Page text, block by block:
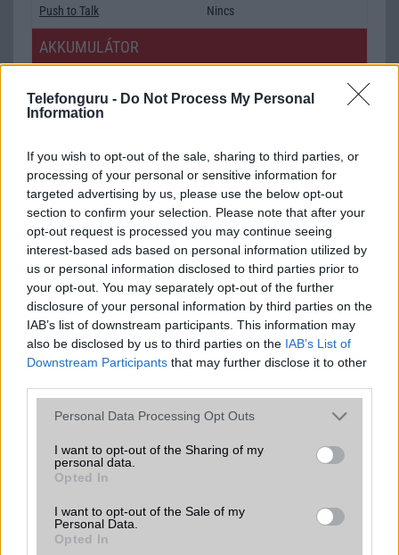
Telefonguru - Do Not Process My Personal
Information
If you wish to opt-out of the sale, sharing to third parties, or
processing of your personal or sensitive information for
targeted advertising by us, please use the below opt-out
section to confirm your selection. Please note that after your
opt-out request is processed you may continue seeing
interest-based ads based on personal information utilized by
us or personal information disclosed to third parties prior to
your opt-out. You may separately opt-out of the further
disclosure of your personal information by third parties on the
IAB’s list of downstream participants. This information may
also be disclosed by us to third parties on the IAB’s List of
Downstream Participants that may further disclose it to other
Please note that this website/app uses one or more Google
not limited to your visit or usage behaviour. You may click to
grant or deny consent to Google and its third-party tags to
use your data for below specified purposes in below Google
consent section.
Personal Data Processing Opt Outs
I want to opt-out of the Sharing of my
personal data.
Opted In
I want to opt-out of the Sale of my
Personal Data.
Opted In
Push to Talk Nincs
AKKUMULÁTOR
Készenléti idő h /
Beszélgetési idő h /
Gyorstöltés
23
ALKALMAZÁSOK ÉS ÉRZÉKELŐK
Java Nincs
Flash/ Ujjlenyomat olvasó Nincs
SNS integráció Van
Organizer Van
Office alkalmazások Nincs
Iránytũ Nincs
Extrák
EGYÉB
Vibra jelzés